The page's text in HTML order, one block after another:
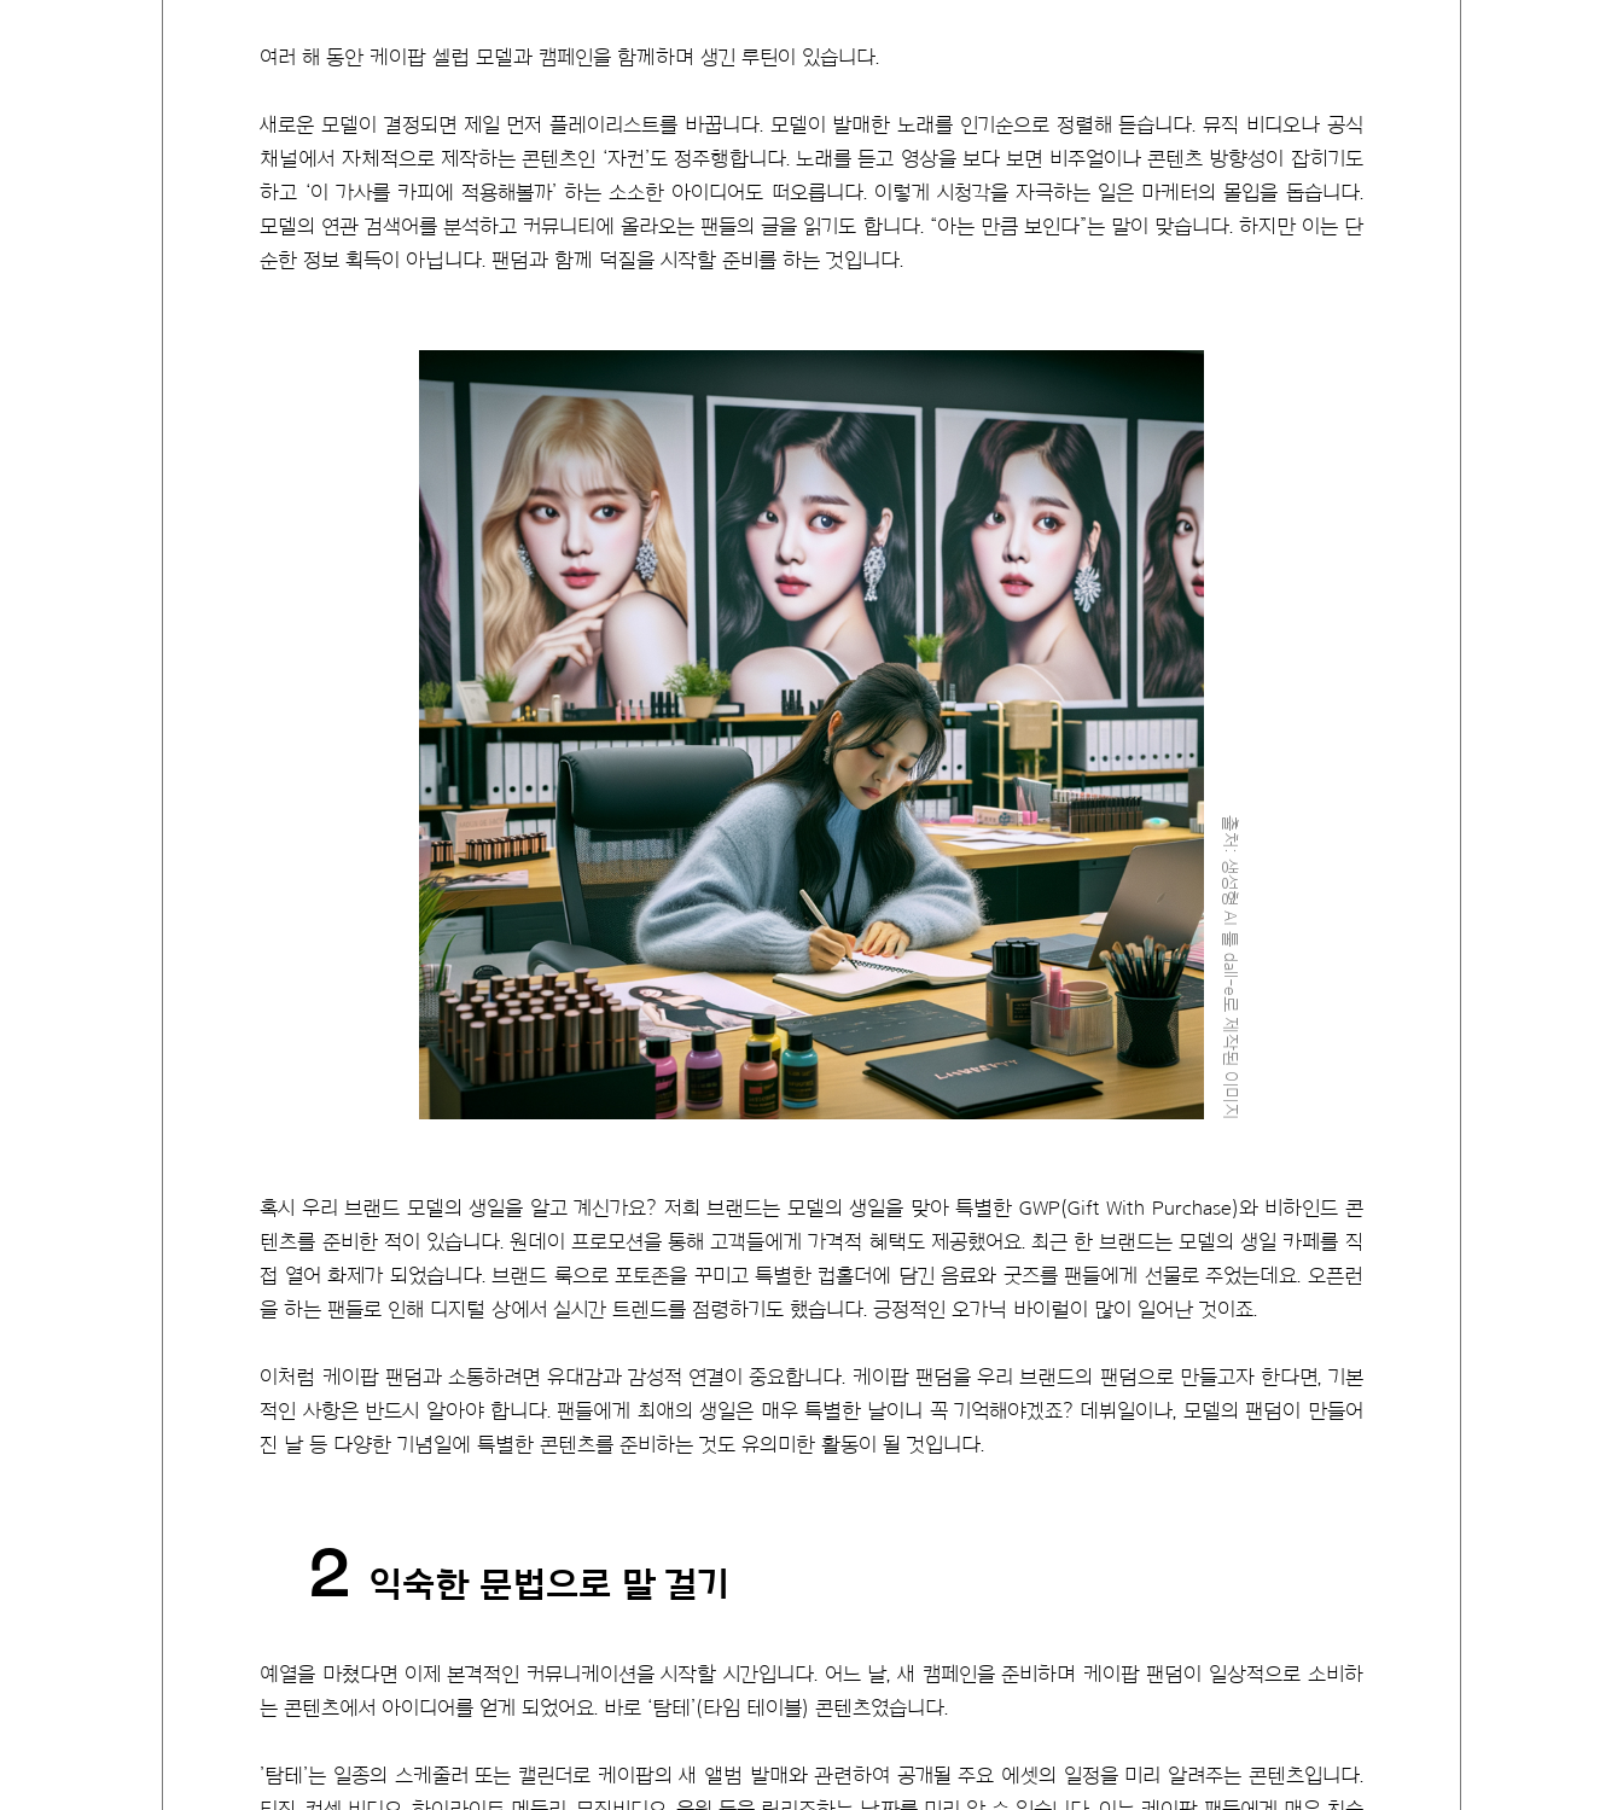
여러 해 동안 케이팝 셀럽 모델과 캠페인을 함께하며 생긴 루틴이 있습니다.
새로운 모델이 결정되면 제일 먼저 플레이리스트를 바꿉니다. 모델이 발매한 노래를 인기순으로 정렬해 듣습니다. 뮤직 비디오나 공식
채널에서 자체적으로 제작하는 콘텐츠인 ‘자컨’도 정주행합니다. 노래를 듣고 영상을 보다 보면 비주얼이나 콘텐츠 방향성이 잡히기도
하고 ‘이 가사를 카피에 적용해볼까’ 하는 소소한 아이디어도 떠오릅니다. 이렇게 시청각을 자극하는 일은 마케터의 몰입을 돕습니다.
모델의 연관 검색어를 분석하고 커뮤니티에 올라오는 팬들의 글을 읽기도 합니다. “아는 만큼 보인다”는 말이 맞습니다. 하지만 이는 단
순한 정보 획득이 아닙니다. 팬덤과 함께 덕질을 시작할 준비를 하는 것입니다.
출처: 생성형 AI 툴 dall-e로 제작된 이미지
혹시 우리 브랜드 모델의 생일을 알고 계신가요? 저희 브랜드는 모델의 생일을 맞아 특별한 GWP(Gift With Purchase)와 비하인드 콘
텐츠를 준비한 적이 있습니다. 원데이 프로모션을 통해 고객들에게 가격적 혜택도 제공했어요. 최근 한 브랜드는 모델의 생일 카페를 직
접 열어 화제가 되었습니다. 브랜드 룩으로 포토존을 꾸미고 특별한 컵홀더에 담긴 음료와 굿즈를 팬들에게 선물로 주었는데요. 오픈런
을 하는 팬들로 인해 디지털 상에서 실시간 트렌드를 점령하기도 했습니다. 긍정적인 오가닉 바이럴이 많이 일어난 것이죠.
이처럼 케이팝 팬덤과 소통하려면 유대감과 감성적 연결이 중요합니다. 케이팝 팬덤을 우리 브랜드의 팬덤으로 만들고자 한다면, 기본
적인 사항은 반드시 알아야 합니다. 팬들에게 최애의 생일은 매우 특별한 날이니 꼭 기억해야겠죠? 데뷔일이나, 모델의 팬덤이 만들어
진 날 등 다양한 기념일에 특별한 콘텐츠를 준비하는 것도 유의미한 활동이 될 것입니다.
2 익숙한 문법으로 말 걸기
예열을 마쳤다면 이제 본격적인 커뮤니케이션을 시작할 시간입니다. 어느 날, 새 캠페인을 준비하며 케이팝 팬덤이 일상적으로 소비하
는 콘텐츠에서 아이디어를 얻게 되었어요. 바로 ‘탐테’(타임 테이블) 콘텐츠였습니다.
’탐테’는 일종의 스케줄러 또는 캘린더로 케이팝의 새 앨범 발매와 관련하여 공개될 주요 에셋의 일정을 미리 알려주는 콘텐츠입니다.